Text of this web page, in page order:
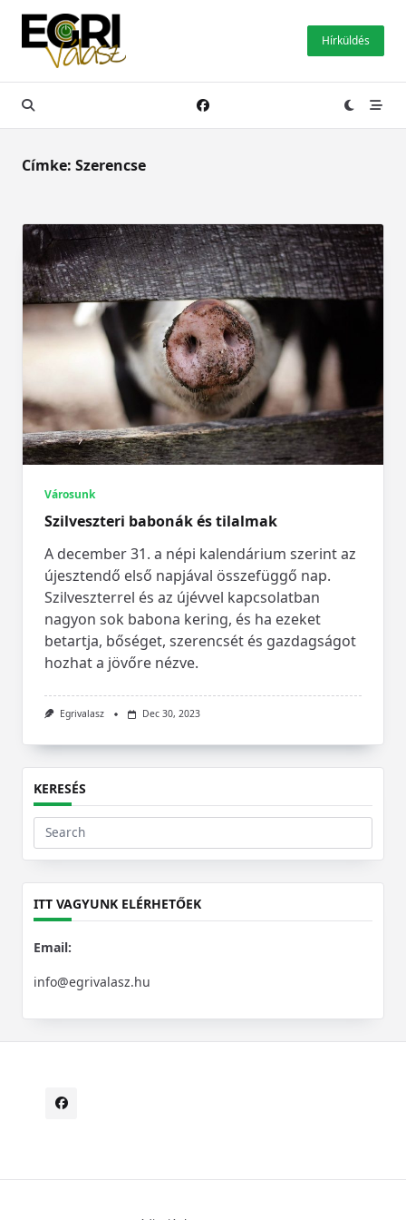
Skip
content
Hírküldés
Címke: Szerencse
Városunk
Szilveszteri babonák és tilalmak
A december 31. a népi kalendárium szerint az
újesztendő első napjával összefüggő nap.
Szilveszterrel és az újévvel kapcsolatban
nagyon sok babona kering, és ha ezeket
betartja, bőséget, szerencsét és gazdagságot
hozhat a jövőre nézve.
Egrivalasz Dec 30, 2023
KERESÉS
Search
for:
ITT VAGYUNK ELÉRHETŐEK
Email:
info@egrivalasz.hu